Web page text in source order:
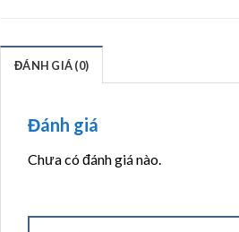
ĐÁNH GIÁ (0)
Đánh giá
Chưa có đánh giá nào.